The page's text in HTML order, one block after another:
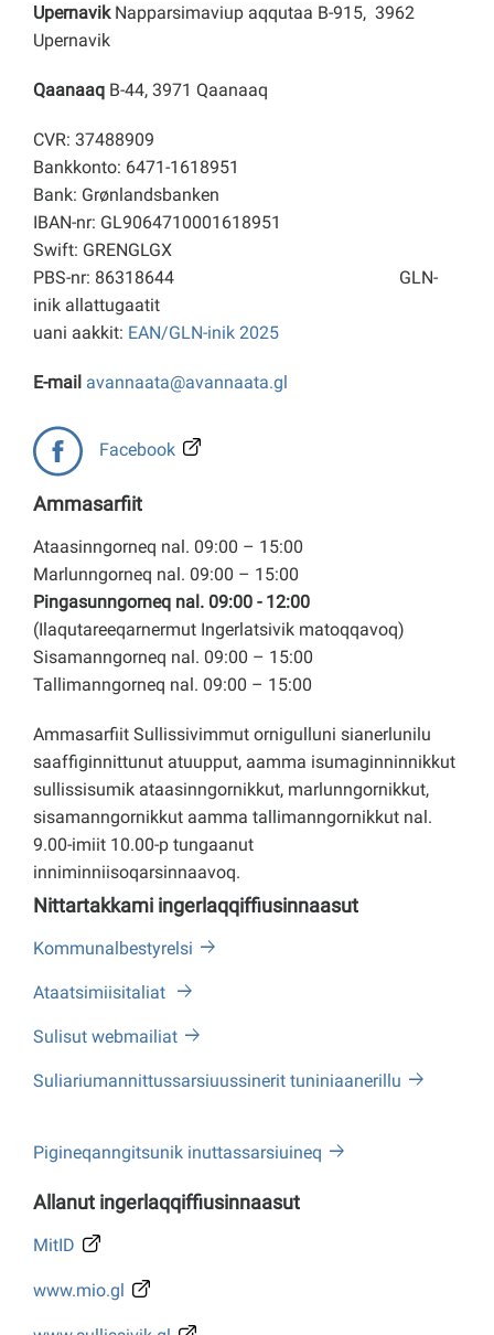
Upernavik Napparsimaviup aqqutaa B-915, 3962
Upernavik
Qaanaaq B-44, 3971 Qaanaaq
CVR: 37488909
Bankkonto: 6471-1618951
Bank: Grønlandsbanken
IBAN-nr: GL9064710001618951
Swift: GRENGLGX
PBS-nr: 86318644 GLN-
inik allattugaatit
uani aakkit: EAN/GLN-inik 2025
E-mail avannaata@avannaata.gl
Facebook
Ammasarfiit
Ataasinngorneq nal. 09:00 – 15:00
Marlunngorneq nal. 09:00 – 15:00
Pingasunngorneq nal. 09:00 - 12:00
(Ilaqutareeqarnermut Ingerlatsivik matoqqavoq)
Sisamanngorneq nal. 09:00 – 15:00
Tallimanngorneq nal. 09:00 – 15:00
Ammasarfiit Sullissivimmut ornigulluni sianerlunilu
saaffiginnittunut atuupput, aamma isumaginninnikkut
sullissisumik ataasinngornikkut, marlunngornikkut,
sisamanngornikkut aamma tallimanngornikkut nal.
9.00-imiit 10.00-p tungaanut
inniminniisoqarsinnaavoq.
Nittartakkami ingerlaqqiffiusinnaasut
Kommunalbestyrelsi
Ataatsimiisitaliat
Sulisut webmailiat
Suliariumannittussarsiuussinerit tuniniaanerillu
Pigineqanngitsunik inuttassarsiuineq
Allanut ingerlaqqiffiusinnaasut
MitID
www.mio.gl